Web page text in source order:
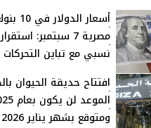
أسعار الدولار
مصرية 7 سبتمبر: استقرار
نسبي مع تباين التحركات
افتتاح حديقة الحيوان
الموعد لن
ومتوقع بشهر يناير 2026